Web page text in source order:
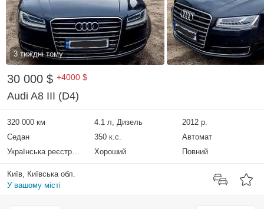
3 тиждні тому
30 000 $ +4000 $
Audi A8 III (D4)
320 000 км 4.1 л, Дизель
2012 р.
Седан
350 к.с.
Автомат
Українська реєстрація
Хороший Повний
Київ, Київська обл.
У вашому місті